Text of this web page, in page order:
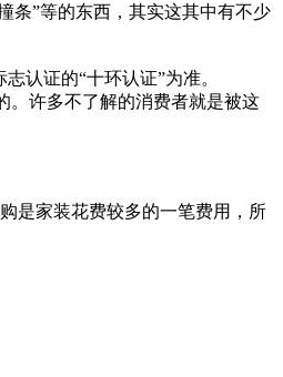
条”等的东西，其实这其中有不少
认证的“十环认证”为准。
。许多不了解的消费者就是被这
是家装花费较多的一笔费用，所